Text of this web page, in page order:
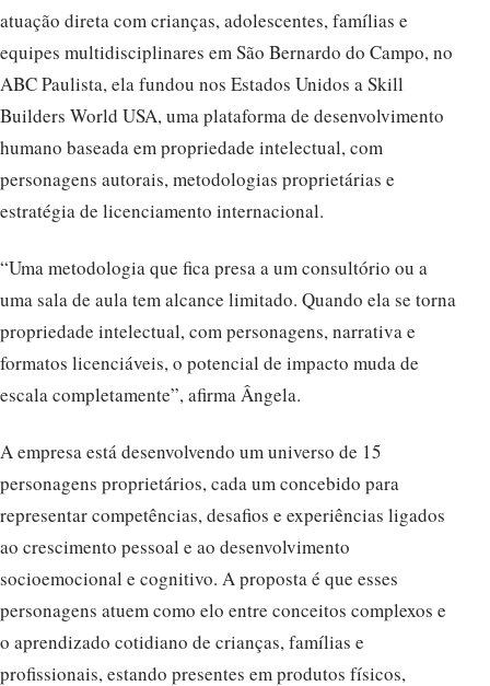
atuação direta com crianças, adolescentes, famílias e
equipes multidisciplinares em São Bernardo do Campo, no
ABC Paulista, ela fundou nos Estados Unidos a Skill
Builders World USA, uma plataforma de desenvolvimento
humano baseada em propriedade intelectual, com
personagens autorais, metodologias proprietárias e
estratégia de licenciamento internacional.
“Uma metodologia que fica presa a um consultório ou a
uma sala de aula tem alcance limitado. Quando ela se torna
propriedade intelectual, com personagens, narrativa e
formatos licenciáveis, o potencial de impacto muda de
escala completamente”, afirma Ângela.
A empresa está desenvolvendo um universo de 15
personagens proprietários, cada um concebido para
representar competências, desafios e experiências ligados
ao crescimento pessoal e ao desenvolvimento
socioemocional e cognitivo. A proposta é que esses
personagens atuem como elo entre conceitos complexos e
o aprendizado cotidiano de crianças, famílias e
profissionais, estando presentes em produtos físicos,